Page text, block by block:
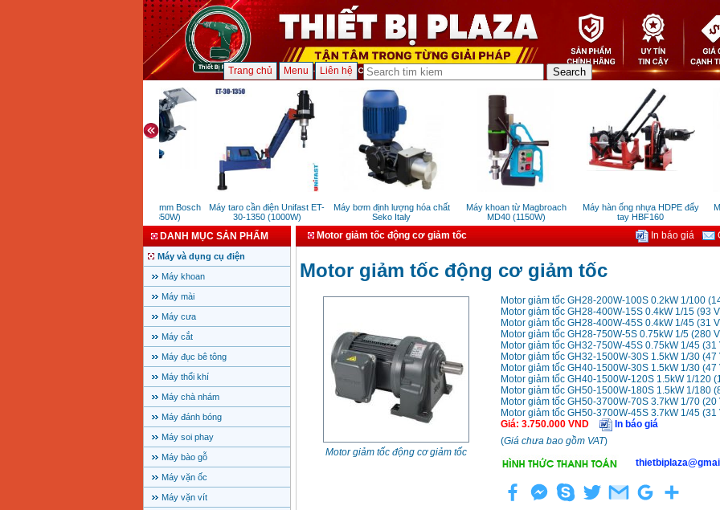
Trang chủ Menu Liên hệ
Máy mài hai đá 150mm Bosch
GBG 35-15 (350W)
Máy taro cần điện Unifast ET-
30-1350 (1000W)
Máy bơm định lượng hóa chất
Seko Italy
Máy khoan từ Magbroach
MD40 (1150W)
Máy hàn ống nhựa HDPE đẩy
tay HBF160
DANH MỤC SẢN PHẨM
Máy và dụng cụ điện
Máy khoan
Máy mài
Máy cưa
Máy cắt
Máy đục bê tông
Máy thổi khí
Máy chà nhám
Máy đánh bóng
Máy soi phay
Máy bào gỗ
Máy vặn ốc
Máy vặn vít
Motor giảm tốc động cơ giảm tốc In báo giá
Motor giảm tốc động cơ giảm tốc
Motor giảm tốc động cơ giảm tốc
Motor giảm tốc GH28-200W-100S 0.2kW 1/100
Motor giảm tốc GH28-400W-15S 0.4kW 1/15 (93
Motor giảm tốc GH28-400W-45S 0.4kW 1/45 (31
Motor giảm tốc GH28-750W-5S 0.75kW 1/5 (280
Motor giảm tốc GH32-750W-45S 0.75kW 1/45 (31
Motor giảm tốc GH32-1500W-30S 1.5kW 1/30 (47
Motor giảm tốc GH40-1500W-30S 1.5kW 1/30 (47
Motor giảm tốc GH40-1500W-120S 1.5kW 1/120
Motor giảm tốc GH50-1500W-180S 1.5kW 1/180
Motor giảm tốc GH50-3700W-70S 3.7kW 1/70 (20
Motor giảm tốc GH50-3700W-45S 3.7kW 1/45 (31
Giá: 3.750.000VND
In báo giá
(Giá chưa bao gồm VAT)